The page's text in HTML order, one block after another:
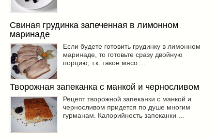
Свиная грудинка запеченная в лимонном
маринаде
Если будете готовить грудинку в лимонном
маринаде, то готовьте сразу двойную
порцию, т.к. такое мясо ...
Творожная запеканка с манкой и черносливом
Рецепт творожной запеканки с манкой и
черносливом придется по душе многим
гурманам. Калорийность запеканки ...